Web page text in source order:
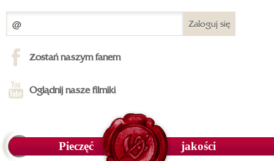
Zaloguj się
Zostań naszym fanem
Oglądnij nasze filmiki
Pieczęć jakości